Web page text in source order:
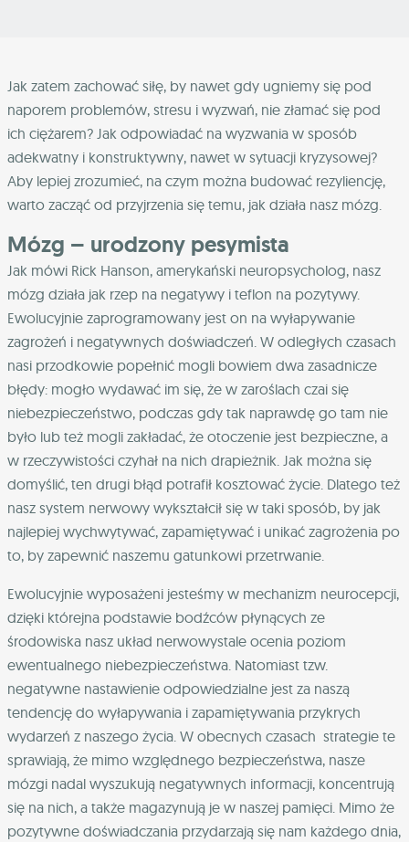
Jak zatem zachować siłę, by nawet gdy ugniemy się pod
naporem problemów, stresu i wyzwań, nie złamać się pod
ich ciężarem? Jak odpowiadać na wyzwania w sposób
adekwatny i konstruktywny, nawet w sytuacji kryzysowej?
Aby lepiej zrozumieć, na czym można budować rezyliencję,
warto zacząć od przyjrzenia się temu, jak działa nasz mózg.
Mózg – urodzony pesymista
Jak mówi Rick Hanson, amerykański neuropsycholog, nasz
mózg działa jak rzep na negatywy i teflon na pozytywy.
Ewolucyjnie zaprogramowany jest on na wyłapywanie
zagrożeń i negatywnych doświadczeń. W odległych czasach
nasi przodkowie popełnić mogli bowiem dwa zasadnicze
błędy: mogło wydawać im się, że w zaroślach czai się
niebezpieczeństwo, podczas gdy tak naprawdę go tam nie
było lub też mogli zakładać, że otoczenie jest bezpieczne, a
w rzeczywistości czyhał na nich drapieżnik. Jak można się
domyślić, ten drugi błąd potrafił kosztować życie. Dlatego też
nasz system nerwowy wykształcił się w taki sposób, by jak
najlepiej wychwytywać, zapamiętywać i unikać zagrożenia po
to, by zapewnić naszemu gatunkowi przetrwanie.
Ewolucyjnie wyposażeni jesteśmy w mechanizm neurocepcji,
dzięki którejna podstawie bodźców płynących ze
środowiska nasz układ nerwowystale ocenia poziom
ewentualnego niebezpieczeństwa. Natomiast tzw.
negatywne nastawienie odpowiedzialne jest za naszą
tendencję do wyłapywania i zapamiętywania przykrych
wydarzeń z naszego życia. W obecnych czasach strategie te
sprawiają, że mimo względnego bezpieczeństwa, nasze
mózgi nadal wyszukują negatywnych informacji, koncentrują
się na nich, a także magazynują je w naszej pamięci. Mimo że
pozytywne doświadczania przydarzają się nam każdego dnia,